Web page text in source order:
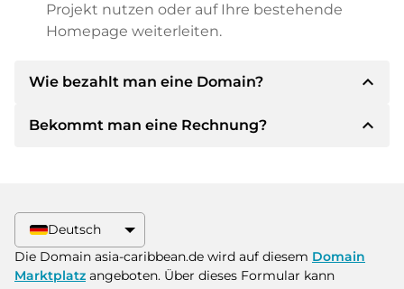
Projekt nutzen oder auf Ihre bestehende
Homepage weiterleiten.
Wie bezahlt man eine Domain? expand_less
Nach einer Einigung wird der Inhaber Ihnen die
Zahlungsmethoden anbieten.
Bitte geben Sie bei der Überweisung immer
den Domainnamen und die
Bekommt man eine Rechnung? expand_less
größeren Kaufpreisen bekommen Sie auf
Wunsch auch einen zusätzlichen Kaufvertrag.
Deutsch
Die Domain asia-caribbean.de wird auf diesem Domain
Marktplatz angeboten. Über dieses Formular kann